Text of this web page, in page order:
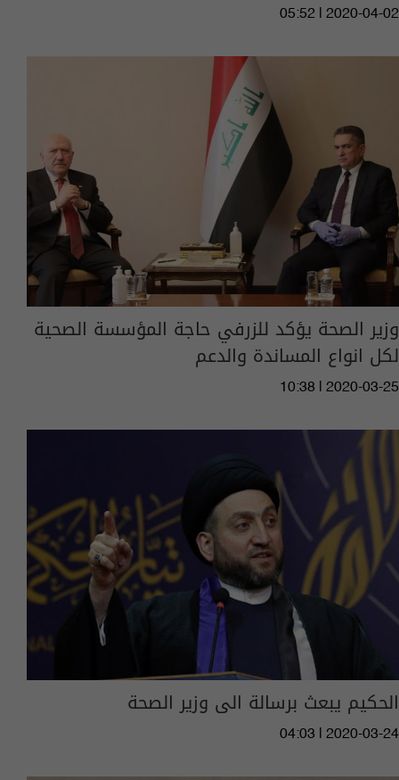
05:52 | 2020-04-02
وزير الصحة يؤكد للزرفي حاجة المؤسسة الصحية
لكل انواع المساندة والدعم
10:38 | 2020-03-25
الحكيم يبعث برسالة الى وزير الصحة
04:03 | 2020-03-24